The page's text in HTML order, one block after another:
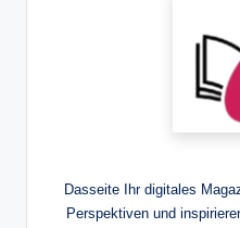
Dasseite Ihr digitales
Perspektiven und